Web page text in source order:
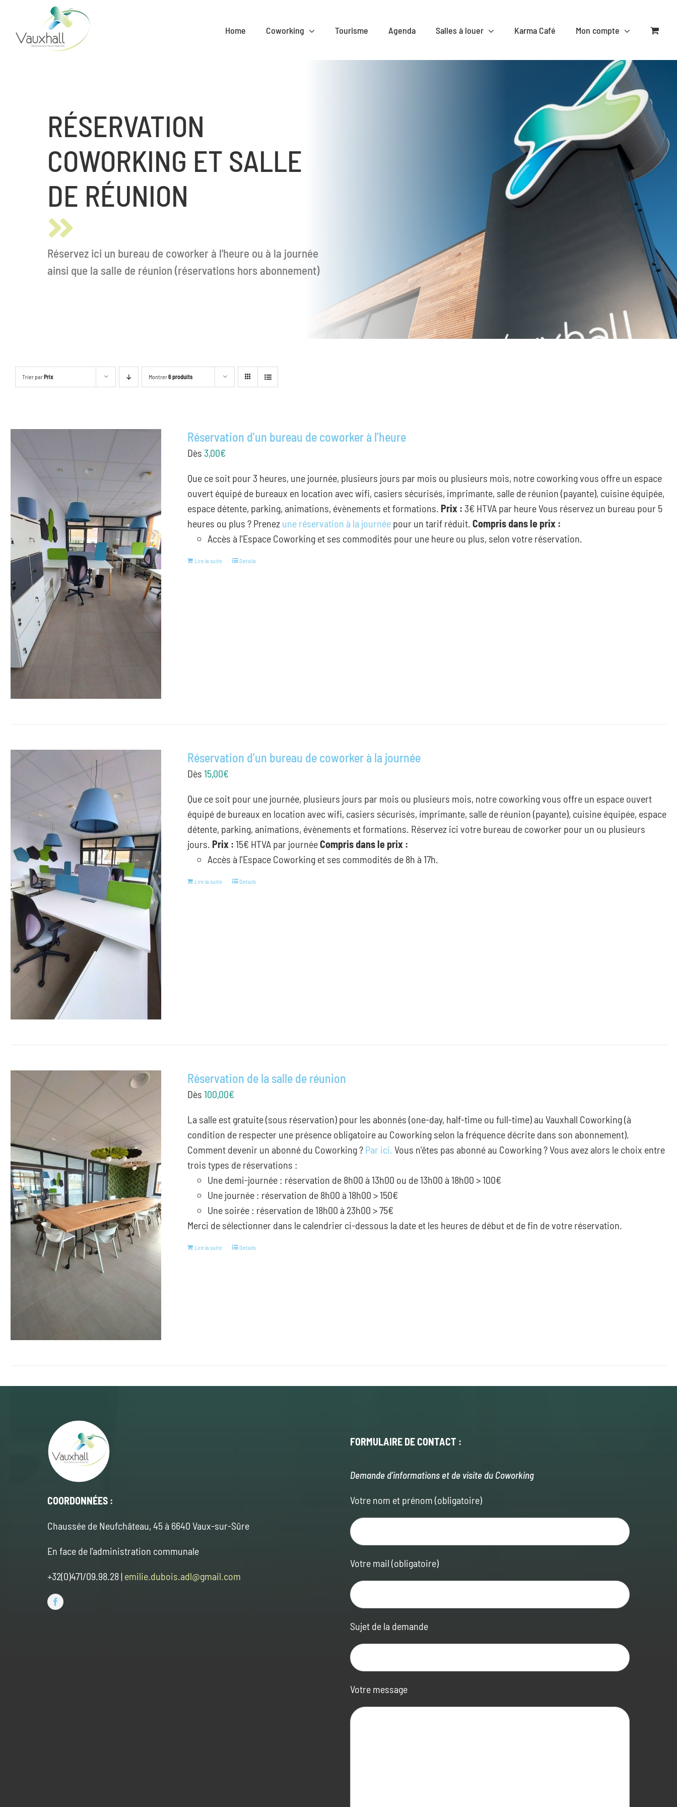
content
Home Coworking Tourisme Agenda Salles à louer Karma Café Mon compte
RÉSERVATION
COWORKING ET SALLE
DE RÉUNION
Réservez ici un bureau de coworker à l'heure ou à la journée
ainsi que la salle de réunion (réservations hors abonnement)
Trier parPrix Montrer6 produits
Réservation d’un bureau de coworker à l’heure
Dès 3,00€
Que ce soit pour 3 heures, une journée, plusieurs jours par mois ou plusieurs mois, notre coworking vous offre un espace
ouvert équipé de bureaux en location avec wifi, casiers sécurisés, imprimante, salle de réunion (payante), cuisine équipée,
espace détente, parking, animations, évènements et formations. Prix : 3€ HTVA par heure Vous réservez un bureau pour 5
heures ou plus ? Prenez une réservation à la journée pour un tarif réduit.Compris dans le prix :
Accès à l'Espace Coworking et ses commodités pour une heure ou plus, selon votre réservation.
Lire la suite Details
Réservation d’un bureau de coworker à la journée
Dès15,00€
Que ce soit pour une journée, plusieurs jours par mois ou plusieurs mois, notre coworking vous offre un espace ouvert
équipé de bureaux en location avec wifi, casiers sécurisés, imprimante, salle de réunion (payante), cuisine équipée, espace
détente, parking, animations, évènements et formations. Réservez ici votre bureau de coworker pour un ou plusieurs
jours. Prix : 15€ HTVA par journéeCompris dans le prix :
Accès à l'Espace Coworking et ses commodités de 8h à 17h.
Lire la suite Details
Réservation de la salle de réunion
Dès100,00€
La salle est gratuite (sous réservation) pour les abonnés (one-day, half-time ou full-time) au Vauxhall Coworking (à
condition de respecter une présence obligatoire au Coworking selon la fréquence décrite dans son abonnement).
Comment devenir un abonné du Coworking ? Par ici. Vous n'êtes pas abonné au Coworking ? Vous avez alors le choix entre
trois types de réservations :
Une demi-journée : réservation de 8h00 à 13h00 ou de 13h00 à 18h00 > 100€
Une journée : réservation de 8h00 à 18h00 > 150€
Une soirée : réservation de 18h00 à 23h00 > 75€
Merci de sélectionner dans le calendrier ci-dessous la date et les heures de début et de fin de votre réservation.
Lire la suite Details
COORDONNÉES :
Chaussée de Neufchâteau, 45 à 6640 Vaux-sur-Sûre
En face de l’administration communale
+32(0)471/09.98.28 | emilie.dubois.adl@gmail.com
FORMULAIRE DE CONTACT :
Demande d’informations et de visite du Coworking
Votre nom et prénom (obligatoire)
Votre mail (obligatoire)
Sujet de la demande
Votre message